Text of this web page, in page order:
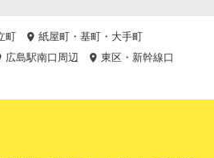
町
紙屋町・基町・大手町
広島駅南口周辺
東区・新幹線口